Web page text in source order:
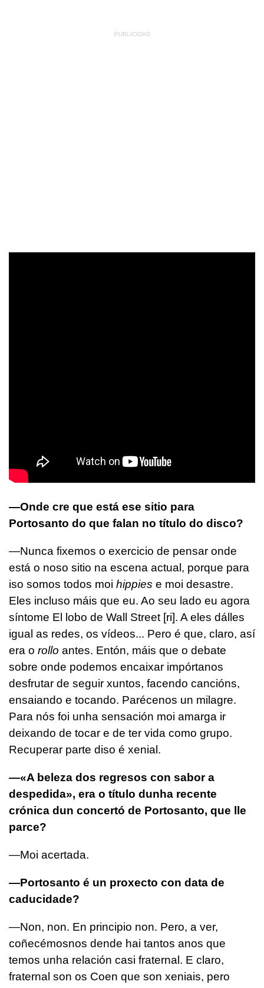
—Onde cre que está ese sitio para
Portosanto do que falan no título do disco?
—Nunca fixemos o exercicio de pensar onde
está o noso sitio na escena actual, porque para
iso somos todos moi hippies e moi desastre.
Eles incluso máis que eu. Ao seu lado eu agora
síntome El lobo de Wall Street [ri]. A eles dálles
igual as redes, os vídeos... Pero é que, claro, así
era o rollo antes. Entón, máis que o debate
sobre onde podemos encaixar impórtanos
desfrutar de seguir xuntos, facendo cancións,
ensaiando e tocando. Parécenos un milagre.
Para nós foi unha sensación moi amarga ir
deixando de tocar e de ter vida como grupo.
Recuperar parte diso é xenial.
—«A beleza dos regresos con sabor a
despedida», era o título dunha recente
crónica dun concertó de Portosanto, que lle
parce?
—Moi acertada.
—Portosanto é un proxecto con data de
caducidade?
—Non, non. En principio non. Pero, a ver,
coñecémosnos dende hai tantos anos que
temos unha relación casi fraternal. E claro,
fraternal son os Coen que son xeniais, pero